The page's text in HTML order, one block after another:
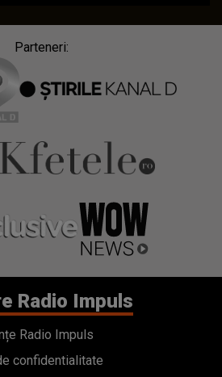
Parteneri:
Radio Impuls
Radio Impuls
confidentialitate